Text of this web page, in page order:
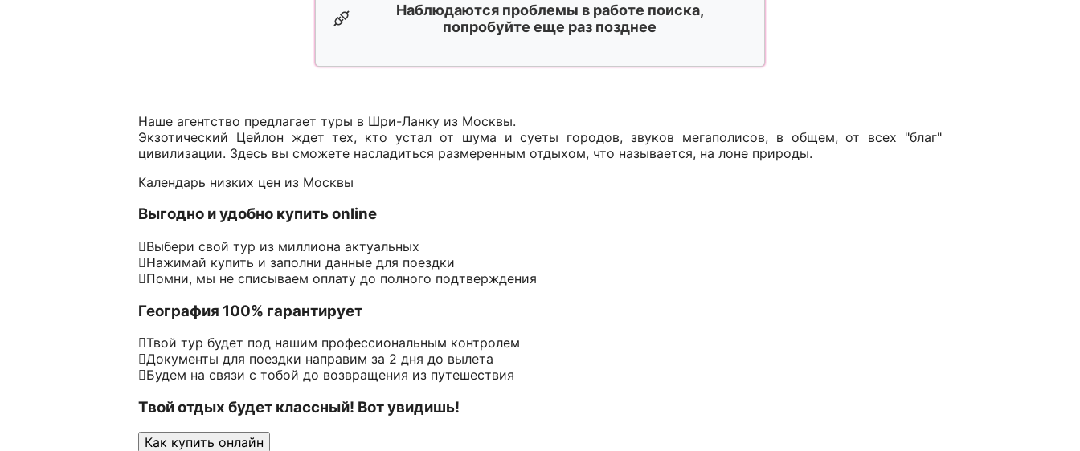
Наблюдаются проблемы в работе поиска,
попробуйте еще раз позднее
Наше агентство предлагает туры в Шри-Ланку из Москвы.
Экзотический Цейлон ждет тех, кто устал от шума и суеты городов, звуков мегаполисов, в общем, от всех "благ"
цивилизации. Здесь вы сможете насладиться размеренным отдыхом, что называется, на лоне природы.
Календарь низких цен из Москвы
Выгодно и удобно купить online
Выбери свой тур из миллиона актуальных
Нажимай купить и заполни данные для поездки
Помни, мы не списываем оплату до полного подтверждения
География 100% гарантирует
Твой тур будет под нашим профессиональным контролем
Документы для поездки направим за 2 дня до вылета
Будем на связи с тобой до возвращения из путешествия
Твой отдых будет классный! Вот увидишь!
Как купить онлайн